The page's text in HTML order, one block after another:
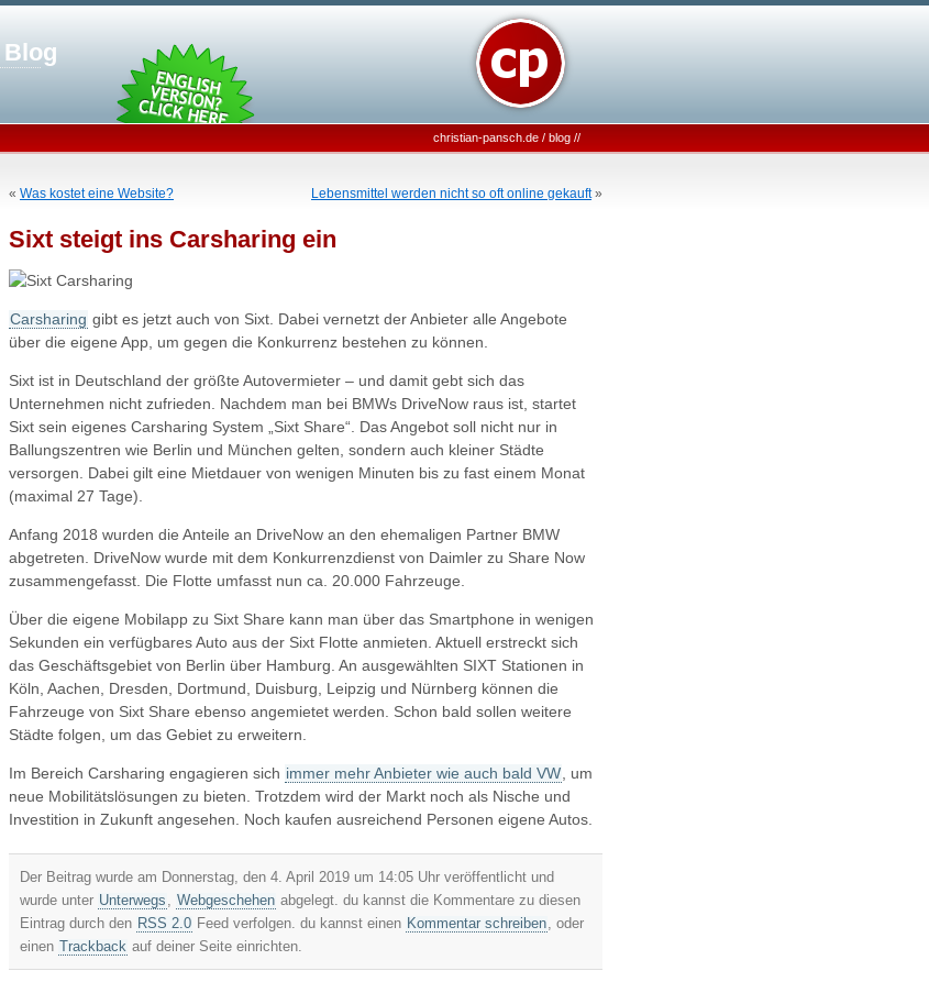
Blog
christian-pansch.de / blog //
« Was kostet eine Website? Lebensmittel werden nicht so oft online gekauft»
Sixt steigt ins Carsharing ein
Carsharing gibt es jetzt auch von Sixt. Dabei vernetzt der Anbieter alle Angebote
über die eigene App, um gegen die Konkurrenz bestehen zu können.
Sixt ist in Deutschland der größte Autovermieter – und damit gebt sich das
Unternehmen nicht zufrieden. Nachdem man bei BMWs DriveNow raus ist, startet
Sixt sein eigenes Carsharing System „Sixt Share“. Das Angebot soll nicht nur in
Ballungszentren wie Berlin und München gelten, sondern auch kleiner Städte
versorgen. Dabei gilt eine Mietdauer von wenigen Minuten bis zu fast einem Monat
(maximal 27 Tage).
Anfang 2018 wurden die Anteile an DriveNow an den ehemaligen Partner BMW
abgetreten. DriveNow wurde mit dem Konkurrenzdienst von Daimler zu Share Now
zusammengefasst. Die Flotte umfasst nun ca. 20.000 Fahrzeuge.
Über die eigene Mobilapp zu Sixt Share kann man über das Smartphone in wenigen
Sekunden ein verfügbares Auto aus der Sixt Flotte anmieten. Aktuell erstreckt sich
das Geschäftsgebiet von Berlin über Hamburg. An ausgewählten SIXT Stationen in
Köln, Aachen, Dresden, Dortmund, Duisburg, Leipzig und Nürnberg können die
Fahrzeuge von Sixt Share ebenso angemietet werden. Schon bald sollen weitere
Städte folgen, um das Gebiet zu erweitern.
Im Bereich Carsharing engagieren sich immer mehr Anbieter wie auch bald VW , um
neue Mobilitätslösungen zu bieten. Trotzdem wird der Markt noch als Nische und
Investition in Zukunft angesehen. Noch kaufen ausreichend Personen eigene Autos.
Der Beitrag wurde am Donnerstag, den 4. April 2019 um 14:05 Uhr veröffentlicht und
wurde unter Unterwegs , Webgeschehen abgelegt. du kannst die Kommentare zu diesen
Eintrag durch den RSS 2.0 Feed verfolgen. du kannst einen Kommentar schreiben, oder
einen
Trackback auf deiner Seite einrichten.